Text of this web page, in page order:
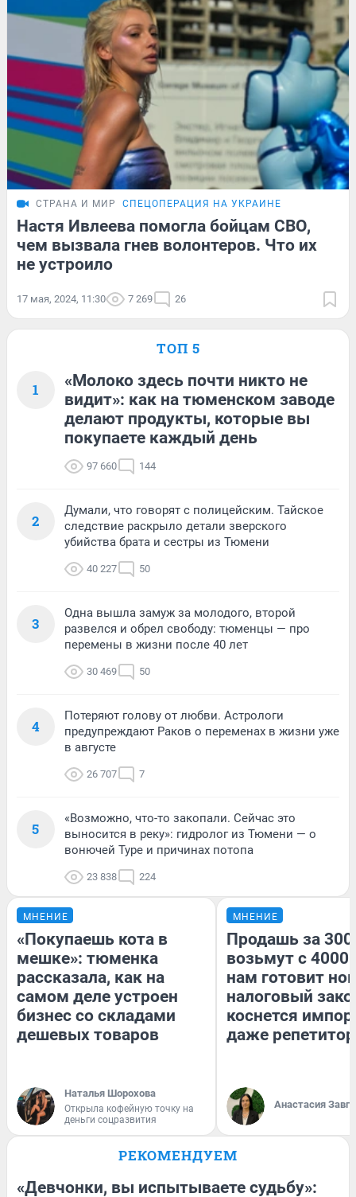
СТРАНА И МИР СПЕЦОПЕРАЦИЯ НА УКРАИНЕ
Настя Ивлеева помогла бойцам СВО,
чем вызвала гнев волонтеров. Что их
не устроило
17 мая, 2024, 11:30 7 269 26
ТОП 5
1
«Молоко здесь почти никто не
видит»: как на тюменском заводе
делают продукты, которые вы
покупаете каждый день
97 660 144
2
Думали, что говорят с полицейским. Тайское
следствие раскрыло детали зверского
убийства брата и сестры из Тюмени
40 227 50
3
Одна вышла замуж за молодого, второй
развелся и обрел свободу: тюменцы — про
перемены в жизни после 40 лет
30 469 50
4
Потеряют голову от любви. Астрологи
предупреждают Раков о переменах в жизни уже
в августе
26 707 7
5
«Возможно, что-то закопали. Сейчас это
выносится в реку»: гидролог из Тюмени — о
вонючей Туре и причинах потопа
23 838 224
МНЕНИЕ
«Покупаешь кота в
мешке»: тюменка
рассказала, как на
самом деле устроен
бизнес со складами
дешевых товаров
Наталья Шорохова
Открыла кофейную точку на
деньги соцразвития
МНЕНИЕ
Продашь за
возьмут с
нам готовит
налоговый
коснется
даже
Анастасия
РЕКОМЕНДУЕМ
«Девчонки, вы испытываете судьбу»: